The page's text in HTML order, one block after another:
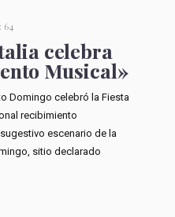
64
celebra
Musical»
Domingo celebró la Fiesta
recibimiento
escenario de la
sitio declarado